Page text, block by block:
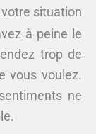
situation
à peine le
trop de
vous voulez.
ne